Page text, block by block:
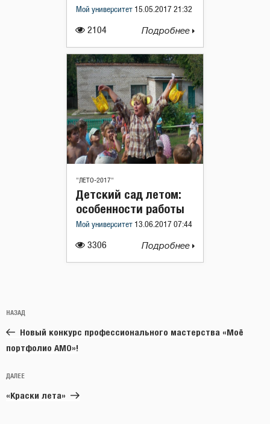
2104
Мой университет 15.05.2017 21:32
Подробнее
"ЛЕТО-2017"
3306
Детский сад летом:
особенности работы
Мой университет 13.06.2017 07:44
Подробнее
по
записям
Предыдущая
запись:
НАЗАД
Новый конкурс профессионального мастерства «Моё
портфолио АМО»!
Следующая
запись
ДАЛЕЕ
«Краски лета»